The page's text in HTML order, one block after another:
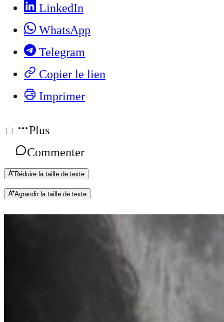
LinkedIn
WhatsApp
Telegram
Copier le lien
Imprimer
Plus
Commenter
Réduire la taille de texte
Agrandir la taille de texte